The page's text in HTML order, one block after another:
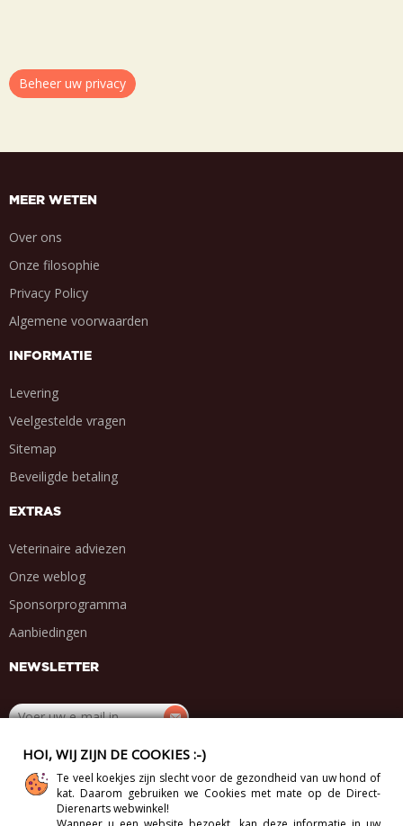
Beheer uw privacy
MEER WETEN
Over ons
Onze filosophie
Privacy Policy
Algemene voorwaarden
INFORMATIE
Levering
Veelgestelde vragen
Sitemap
Beveiligde betaling
EXTRAS
Veterinaire adviezen
Onze weblog
Sponsorprogramma
Aanbiedingen
NEWSLETTER
DEEL MET VRIENDEN
. . . .
HOI, WIJ ZIJN DE COOKIES :-)
Te veel koekjes zijn slecht voor de gezondheid van uw hond of
kat. Daarom gebruiken we Cookies met mate op de Direct-
Dierenarts webwinkel!